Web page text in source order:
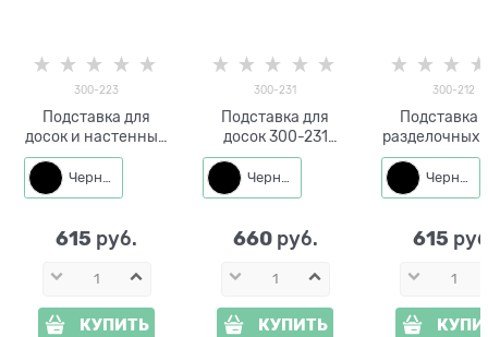
300-223
Подставка для
досок и настенный
крючок Символ
2025 года
Черный
615 руб.
КУПИТЬ
300-231
Подставка для
досок 300-231
Черные коты в
автобусе
Черный
660 руб.
КУПИТЬ
300-212
Подставка
разделочных
и крючки 1шт 300-
212Черный
615